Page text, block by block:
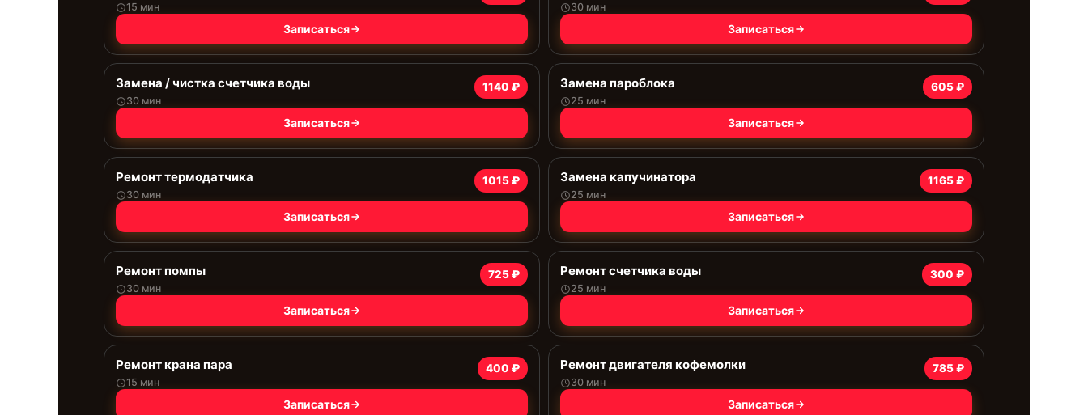
15 мин
Записаться
30 мин
Записаться
Замена / чистка счетчика воды
30 мин
1140 ₽
Записаться
Замена пароблока
25 мин
605 ₽
Записаться
Ремонт термодатчика
30 мин
1015 ₽
Записаться
Замена капучинатора
25 мин
1165 ₽
Записаться
Ремонт помпы
30 мин
725 ₽
Записаться
Ремонт счетчика воды
25 мин
300 ₽
Записаться
Ремонт крана пара
15 мин
400 ₽
Записаться
Ремонт двигателя кофемолки
30 мин
785 ₽
Записаться